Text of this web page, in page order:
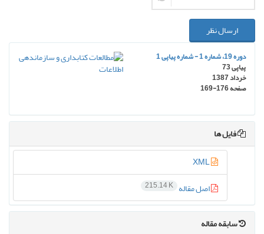
ارسال نظر
دوره 19، شماره 1 - شماره پیاپی 1
پیاپی 73
خرداد 1387
صفحه169-176
فایل ها
اصل مقاله 215.14 K
سابقه مقاله